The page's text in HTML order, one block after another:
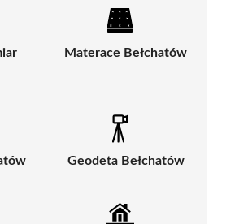
Materace Bełchatów
Geodeta Bełchatów